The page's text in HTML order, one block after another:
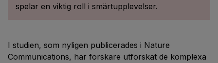
spelar en viktig roll i smärtupplevelser.
I studien, som nyligen publicerades i Nature
Communications, har forskare utforskat de komplexa